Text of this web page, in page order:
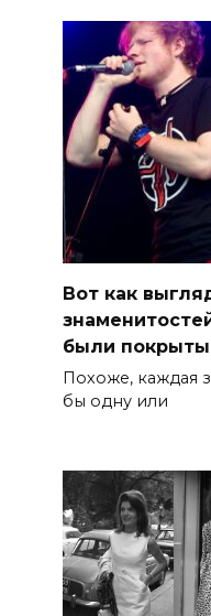
Вот как
были покрыты
Похоже, каждая
бы одну или